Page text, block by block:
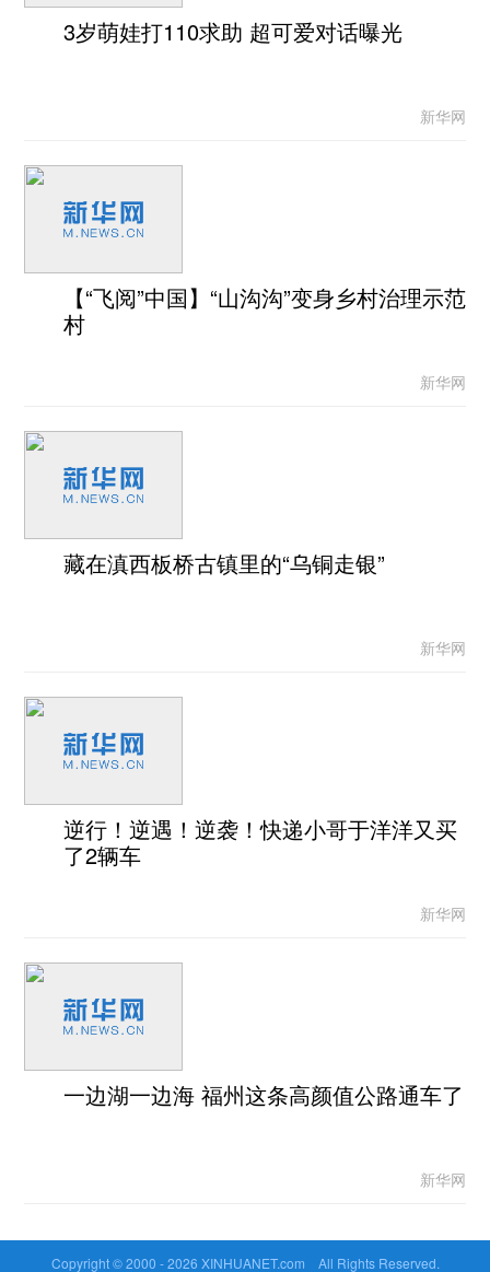
3岁萌娃打110求助 超可爱对话曝光
新华网
【“飞阅”中国】“山沟沟”变身乡村治理示范
村
新华网
藏在滇西板桥古镇里的“乌铜走银”
新华网
逆行！逆遇！逆袭！快递小哥于洋洋又买
了2辆车
新华网
一边湖一边海 福州这条高颜值公路通车了
新华网
Copyright © 2000 -2026 XINHUANET.com All Rights Reserved.